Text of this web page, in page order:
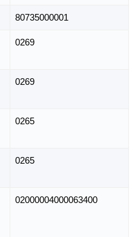
80735000001
0269
0269
0265
0265
02000004000063400